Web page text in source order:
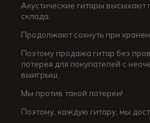
Акустические гитары высыхают
склада.
Продолжают сохнуть при
Поэтому продажа гитар без
лотерея для покупателей с
выигрыш.
Мы против такой лотереи!
Поэтому, каждую гитару, мы